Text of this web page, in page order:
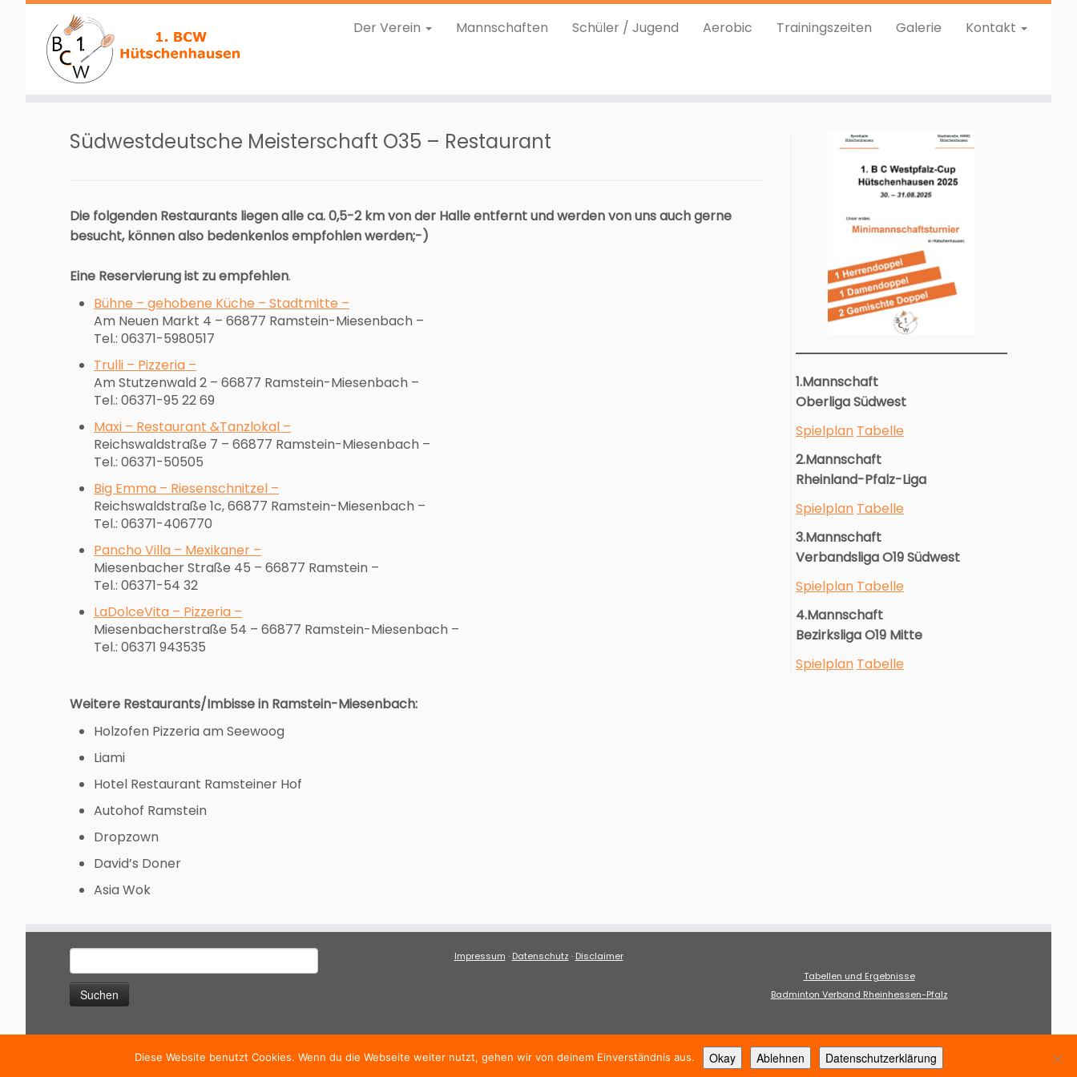
springen
Der Verein Mannschaften Schüler / Jugend Aerobic Trainingszeiten Galerie Kontakt
Südwestdeutsche Meisterschaft O35 – Restaurant
Die folgenden Restaurants liegen alle ca. 0,5-2 km von der Halle entfernt und werden von uns auch gerne
besucht, können also bedenkenlos empfohlen werden;-)
Eine Reservierung ist zu empfehlen.
Bühne – gehobene Küche – Stadtmitte –
Am Neuen Markt 4 – 66877 Ramstein-Miesenbach –
Tel.: 06371-5980517
Trulli – Pizzeria –
Am Stutzenwald 2 – 66877 Ramstein-Miesenbach –
Tel.: 06371-95 22 69
Maxi – Restaurant &Tanzlokal –
Reichswaldstraße 7 – 66877 Ramstein-Miesenbach –
Tel.: 06371-50505
Big Emma – Riesenschnitzel –
Reichswaldstraße 1c, 66877 Ramstein-Miesenbach –
Tel.: 06371-406770
Pancho Villa – Mexikaner –
Miesenbacher Straße 45 – 66877 Ramstein –
Tel.: 06371-54 32
LaDolceVita – Pizzeria –
Miesenbacherstraße 54 – 66877 Ramstein-Miesenbach –
Tel.: 06371 943535
Weitere Restaurants/Imbisse in Ramstein-Miesenbach:
Holzofen Pizzeria am Seewoog
Liami
Hotel Restaurant Ramsteiner Hof
Autohof Ramstein
Dropzown
David’s Doner
Asia Wok
1.Mannschaft
Oberliga Südwest
Spielplan Tabelle
2.Mannschaft
Rheinland-Pfalz-Liga
Spielplan Tabelle
3.Mannschaft
Verbandsliga O19 Südwest
Spielplan Tabelle
4.Mannschaft
Bezirksliga O19 Mitte
Spielplan Tabelle
Suche
nach:
Impressum · Datenschutz · Disclaimer
Tabellen und Ergebnisse
Badminton Verband Rheinhessen-Pfalz
· © 20261. BCW Hütschenhausen
Diese Website benutzt Cookies. Wenn du die Webseite weiter nutzt, gehen wir von deinem Einverständnis aus. Okay Ablehnen Datenschutzerklärung